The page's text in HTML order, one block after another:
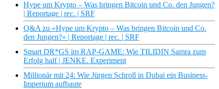
Hype um Krypto – Was bringen Bitcoin und Co. den Jungen?
| Reportage | rec. | SRF
Q&A zu «Hype um Krypto – Was bringen Bitcoin und Co.
den Jungen?» | Reportage | rec. | SRF
Smart DR*GS im RAP-GAME: Wie TILIDIN Samra zum
Erfolg half | JENKE. Experiment
Millionär mit 24: Wie Jürgen Schroll in Dubai ein Business-
Imperium aufbaute